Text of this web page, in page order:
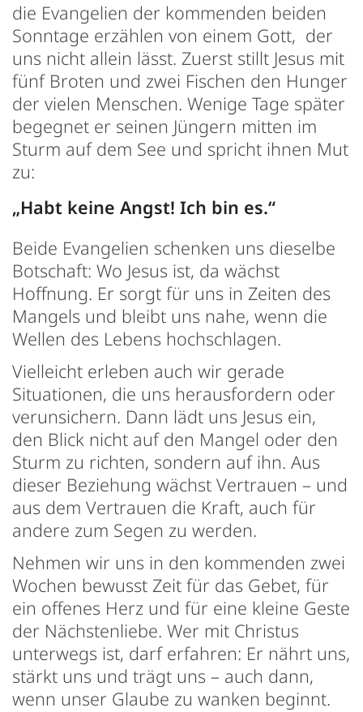
die Evangelien der kommenden beiden
Sonntage erzählen von einem Gott, der
uns nicht allein lässt. Zuerst stillt Jesus mit
fünf Broten und zwei Fischen den Hunger
der vielen Menschen. Wenige Tage später
begegnet er seinen Jüngern mitten im
Sturm auf dem See und spricht ihnen Mut
zu:
„Habt keine Angst! Ich bin es.“
Beide Evangelien schenken uns dieselbe
Botschaft: Wo Jesus ist, da wächst
Hoffnung. Er sorgt für uns in Zeiten des
Mangels und bleibt uns nahe, wenn die
Wellen des Lebens hochschlagen.
Vielleicht erleben auch wir gerade
Situationen, die uns herausfordern oder
verunsichern. Dann lädt uns Jesus ein,
den Blick nicht auf den Mangel oder den
Sturm zu richten, sondern auf ihn. Aus
dieser Beziehung wächst Vertrauen – und
aus dem Vertrauen die Kraft, auch für
andere zum Segen zu werden.
Nehmen wir uns in den kommenden zwei
Wochen bewusst Zeit für das Gebet, für
ein offenes Herz und für eine kleine Geste
der Nächstenliebe. Wer mit Christus
unterwegs ist, darf erfahren: Er nährt uns,
stärkt uns und trägt uns – auch dann,
wenn unser Glaube zu wanken beginnt.